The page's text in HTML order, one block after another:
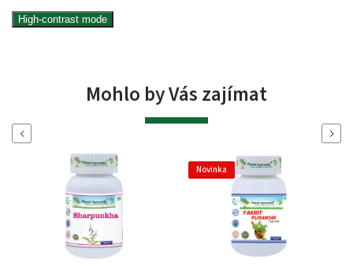
High-contrast mode
Mohlo by Vás zajímat
Previous Next
Novinka